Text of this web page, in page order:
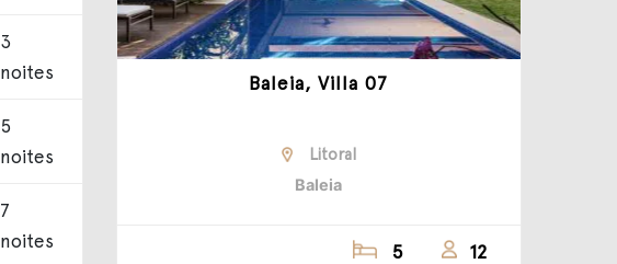
3
noites
5
noites
7
noites
Baleia, Villa 07
Litoral
Baleia
5 12